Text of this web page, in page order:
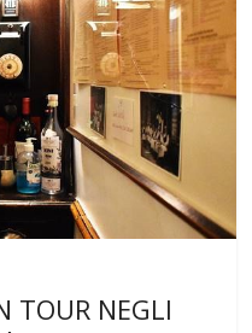
TOUR NEGLI